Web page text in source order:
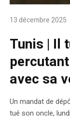
13 décembre 2025
Tunis | Il
avec sa
Un mandat de
tué son oncle,